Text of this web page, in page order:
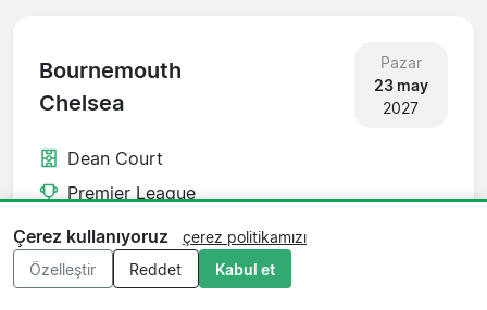
Bournemouth
Chelsea
Pazar
23 may
2027
Dean Court
Premier League
Fiyat
Çerez kullanıyoruz
çerez politikamızı
Özelleştir
Reddet Kabul et